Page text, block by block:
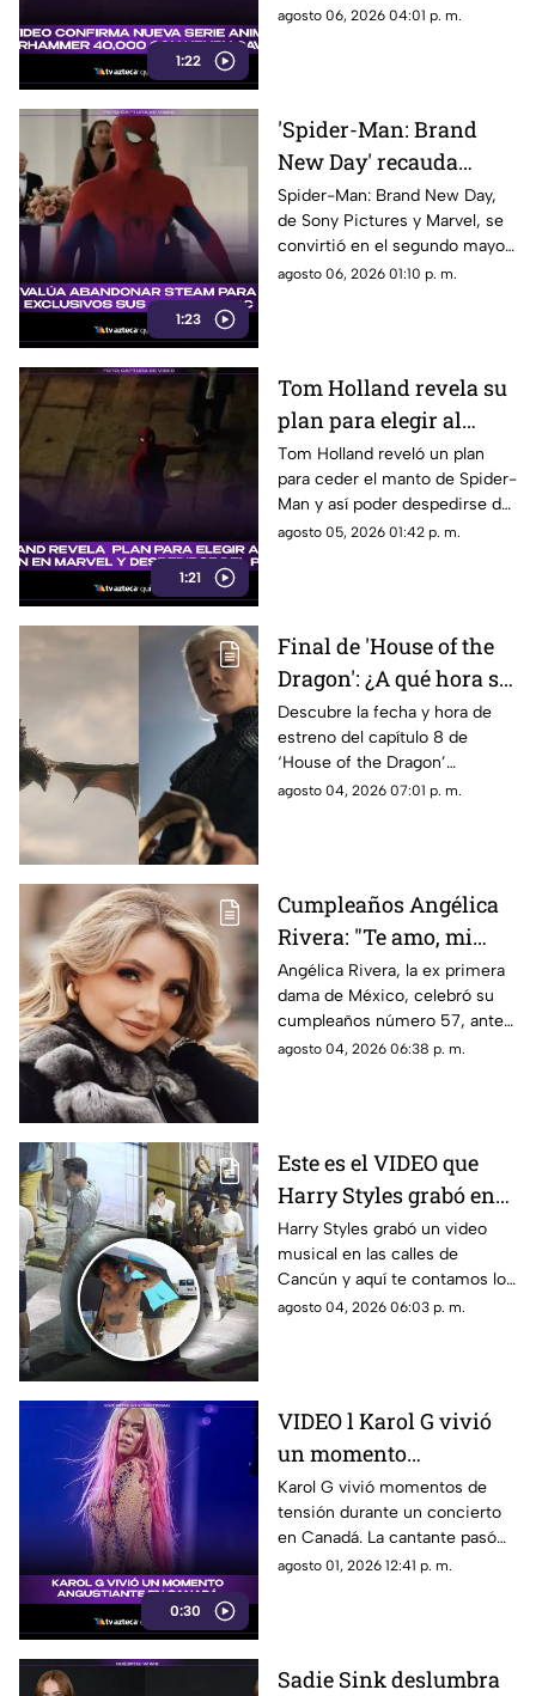
1:22
Henry Cavill como productor
agosto 06, 2026 04:01 p. m.
1:23
'Spider-Man: Brand
New Day' recauda
millones de dólares y
es el segundo mejor
debut de la historia
Spider-Man: Brand New Day,
de Sony Pictures y Marvel, se
convirtió en el segundo mayor
estreno de fin de semana. Aquí
agosto 06, 2026 01:10 p. m.
1:21
Tom Holland revela su
plan para elegir al
próximo Spider-Man
en Marvel y despedirse
del personaje
Tom Holland reveló un plan
para ceder el manto de Spider-
Man y así poder despedirse del
personaje. Aquí te
agosto 05, 2026 01:42 p. m.
Final de 'House of the
Dragon': ¿A qué hora se
estrena el ÚLTIMO
capítulo de la
temporada 3 de La Casa
del Dragón en México?
Descubre la fecha y hora de
estreno del capítulo 8 de
‘House of the Dragon’
temporada 3 en México. Todos
agosto 04, 2026 07:01 p. m.
Cumpleaños Angélica
Rivera: "Te amo, mi
Gaviota", uno de los
mensajes a la ex
primera dama
Angélica Rivera, la ex primera
dama de México, celebró su
cumpleaños número 57, ante
esto las muestras de cariño no
agosto 04, 2026 06:38 p. m.
Este es el VIDEO que
Harry Styles grabó en
Cancún: ¿En qué zonas
de Quintana Roo filmó
el cantante el videoclip
de ‘Lights Up’?
Harry Styles grabó un video
musical en las calles de
Cancún y aquí te contamos los
detalles de la grabación, así
agosto 04, 2026 06:03 p. m.
0:30
VIDEO l Karol G vivió
un momento
angustiante durante
una presentación en
Canadá
Karol G vivió momentos de
tensión durante un concierto
en Canadá. La cantante pasó
un gran susto en plena
agosto 01, 2026 12:41 p. m.
Sadie Sink deslumbra